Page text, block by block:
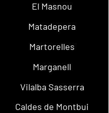
El Masnou
Matadepera
Martorelles
Marganell
Vilalba Sasserra
Caldes de Montbui